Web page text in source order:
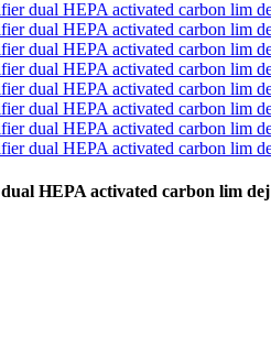
HEPA activated carbon lim dej